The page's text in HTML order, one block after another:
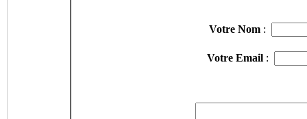
Votre Nom :
Votre Email: